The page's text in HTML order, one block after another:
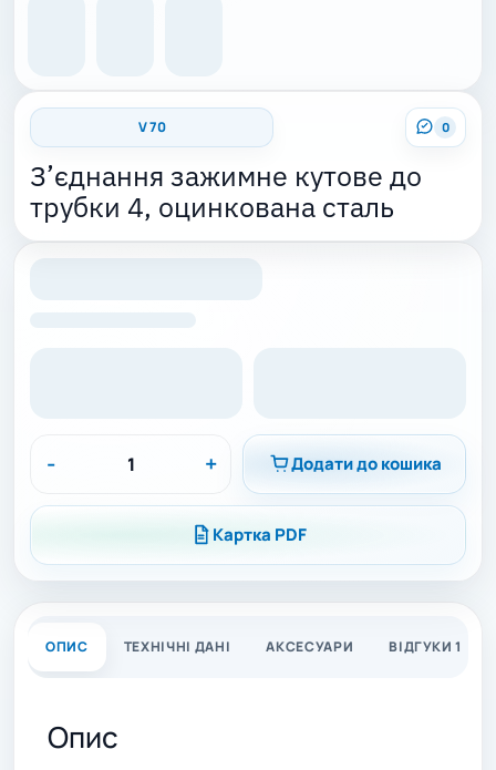
0
V 70
З’єднання зажимне кутове до
трубки 4, оцинкована сталь
- + Додати до кошика
Картка PDF
ОПИС ТЕХНІЧНІ ДАНІ АКСЕСУАРИ ВІДГУКИ 1
Опис